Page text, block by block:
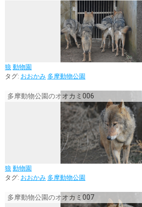
狼 動物園
タグ: おおかみ 多摩動物公園
多摩動物公園のオオカミ006
狼 動物園
タグ: おおかみ 多摩動物公園
多摩動物公園のオオカミ007